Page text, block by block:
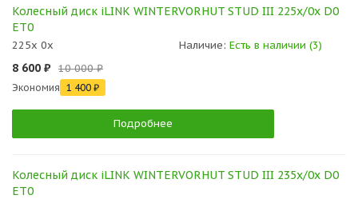
Колесный диск iLINK WINTERVORHUT STUD III 225x/0x D0
ET0
225x 0x Наличие: Есть в наличии (3)
8 600 ₽ 10 000 ₽
Экономия 1 400 ₽
Подробнее
Колесный диск iLINK WINTERVORHUT STUD III 235x/0x D0
ET0